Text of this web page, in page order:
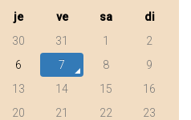
je ve sa
di
30 31 1
2
6 7 8
9
13 14 15
16
20 21 22
23